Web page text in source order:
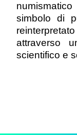
simbolo di
attraverso
scientifico e